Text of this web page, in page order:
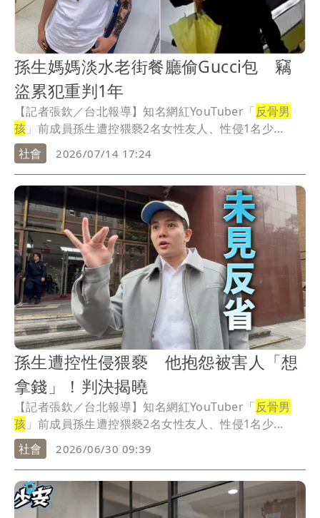
孫生媽媽淡水老街餐廳偷Gucci包 竊
盜累犯重判1年
【記者張欽／台北報導】知名網紅YouTuber「反骨男
孩 」前成員孫生遭控猥褻2名女性友人、性侵1名少...
社會
2026/07/14 17:24
孫生遭控性侵猥褻 他抱怨被害人「想
拿錢」！判決揭曉
【記者張欽／台北報導】知名網紅YouTuber「反骨男
孩 」前成員孫生遭控猥褻2名女性友人、性侵1名少...
社會
2026/06/30 09:39